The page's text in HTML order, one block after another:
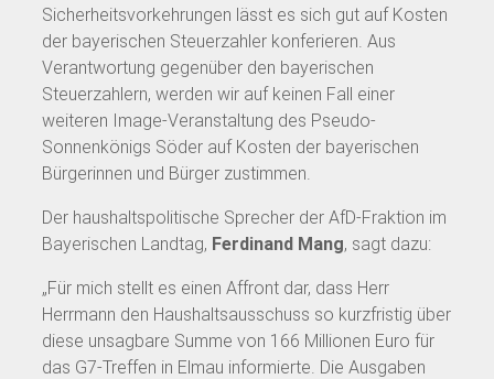
Sicherheitsvorkehrungen lässt es sich gut auf Kosten
der bayerischen Steuerzahler konferieren. Aus
Verantwortung gegenüber den bayerischen
Steuerzahlern, werden wir auf keinen Fall einer
weiteren Image-Veranstaltung des Pseudo-
Sonnenkönigs Söder auf Kosten der bayerischen
Bürgerinnen und Bürger zustimmen.
Der haushaltspolitische Sprecher der AfD-Fraktion im
Bayerischen Landtag, Ferdinand Mang, sagt dazu:
„Für mich stellt es einen Affront dar, dass Herr
Herrmann den Haushaltsausschuss so kurzfristig über
diese unsagbare Summe von 166 Millionen Euro für
das G7-Treffen in Elmau informierte. Die Ausgaben